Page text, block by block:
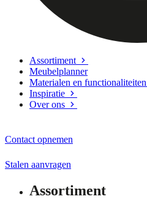
Assortiment
Meubelplanner
Materialen en functionaliteiten
Inspiratie
Over ons
Contact opnemen
Stalen aanvragen
Assortiment